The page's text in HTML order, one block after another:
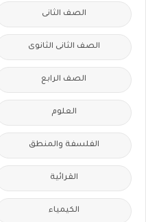
الصف الثانى
الصف الثانى الثانوى
الصف الرابع
العلوم
الفلسفة والمنطق
القرائية
الكيمياء